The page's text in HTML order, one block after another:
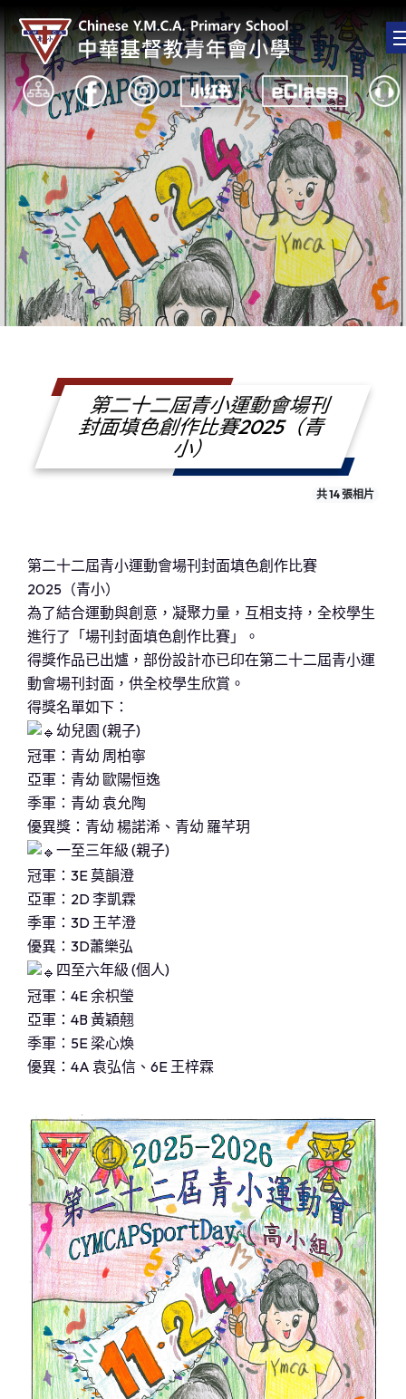
第二十二屆青小運動會場刊
封面填色創作比賽2025（青
小）
共 14 張相片
第二十二屆青小運動會場刊封面填色創作比賽
2025（青小）
為了結合運動與創意，凝聚力量，互相支持，全校學生
進行了「場刊封面填色創作比賽」。
得獎作品已出爐，部份設計亦已印在第二十二屆青小運
動會場刊封面，供全校學生欣賞。
得獎名單如下：
幼兒園 (親子)
冠軍：青幼 周柏寧
亞軍：青幼 歐陽恒逸
季軍：青幼 袁允陶
優異獎：青幼 楊諾浠、青幼 羅芊玥
一至三年級 (親子)
冠軍：3E 莫韻澄
亞軍：2D 李凱霖
季軍：3D 王芊澄
優異：3D蕭樂弘
四至六年級 (個人)
冠軍：4E 余枳瑩
亞軍：4B 黃穎翹
季軍：5E 梁心煥
優異：4A 袁弘信、6E 王梓霖